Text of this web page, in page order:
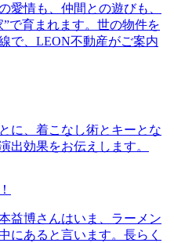
愛情も、仲間との遊びも、
で育まれます。世の物件を
で、LEON不動産がご案内
に、着こなし術とキーとな
出効果をお伝えします。
益博さんはいま、ラーメン
にあると言います。長らく